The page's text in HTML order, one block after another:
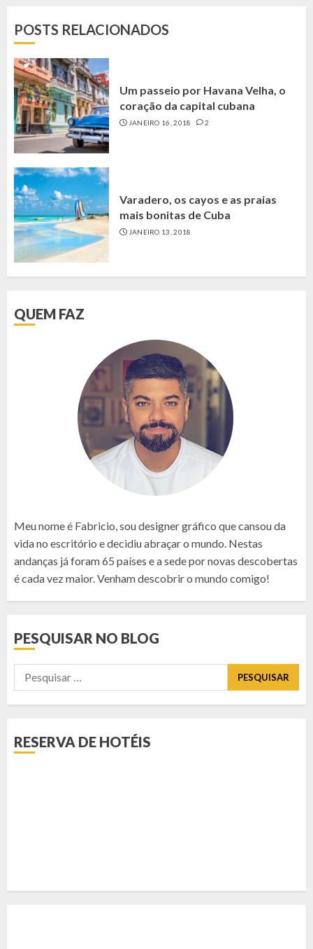
POSTS RELACIONADOS
Um passeio por Havana Velha, o
coração da capital cubana
JANEIRO 16, 2018 2
Varadero, os cayos e as praias
mais bonitas de Cuba
JANEIRO 13, 2018
QUEM FAZ
Meu nome é Fabricio, sou designer gráfico que cansou da
vida no escritório e decidiu abraçar o mundo. Nestas
andanças já foram 65 países e a sede por novas descobertas
é cada vez maior. Venham descobrir o mundo comigo!
PESQUISAR NO BLOG
Pesquisar
por:
RESERVA DE HOTÉIS